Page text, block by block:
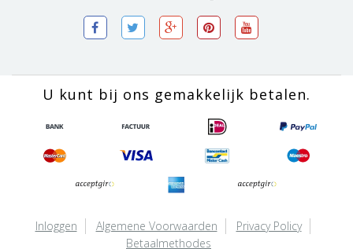
U kunt bij ons gemakkelijk betalen.
Inloggen Algemene Voorwaarden
Privacy Policy
Betaalmethodes